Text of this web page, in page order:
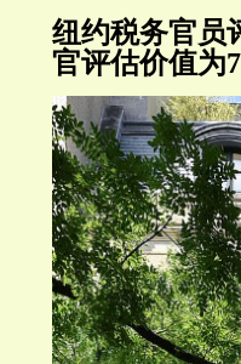
纽约税务官员
官评估价值为